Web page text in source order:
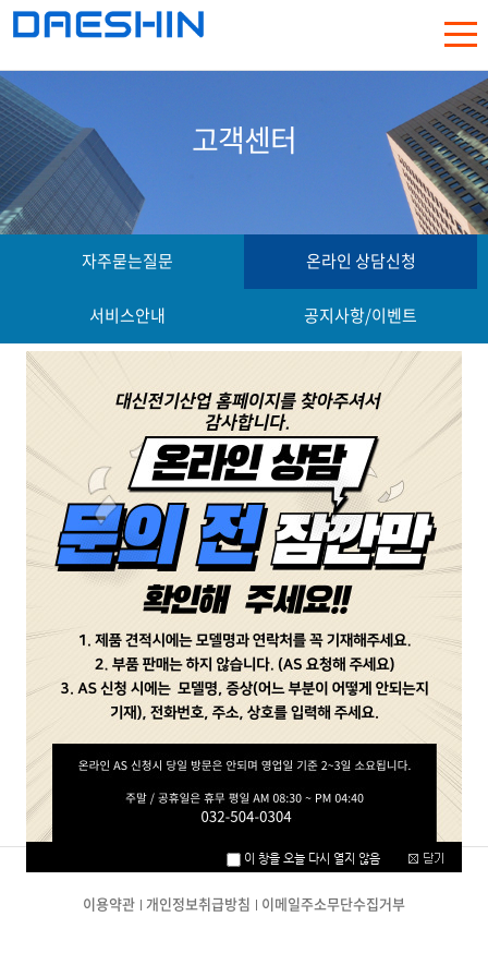
고객센터
자주묻는질문 온라인 상담신청
서비스안내 공지사항/이벤트
비밀번호 를 입력해주십시오.
비밀번호
이용약관 개인정보취급방침 이메일주소무단수집거부